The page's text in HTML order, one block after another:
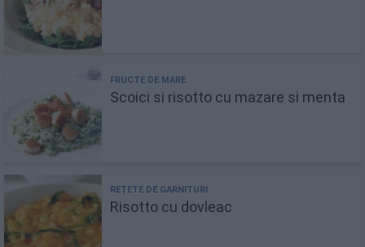
Scoici si risotto cu mazare si menta
Risotto cu dovleac